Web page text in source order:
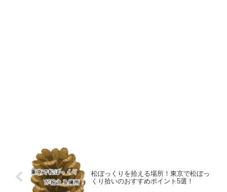
松ぼっくりを拾える場所！東京で松ぼっ
くり拾いのおすすめポイント5選！